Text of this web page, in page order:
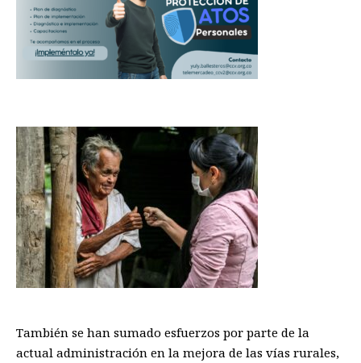
También se han sumado esfuerzos por parte de la
actual administración en la mejora de las vías rurales,